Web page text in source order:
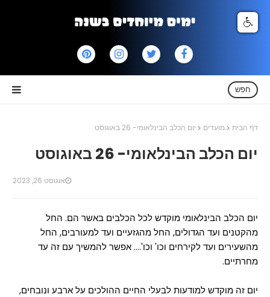
חפש
דף הבית מועדים יום הכלב הבינלאומי- 26 באוגוסט
יום הכלב הבינלאומי- 26 באוגוסט
אוגוסט 26, 2023
יום הכלב הבינלאומי מוקדש לכל הכלבים באשר הם. החל
מהקטנים ועד הגדולים, החל מהגזעיים ועד למעורבים, החל
מהשעירים ועד לקירחים וכו' וכו'.... אפשר להמשיך עם זה עד
מחרתיים.
יום זה מוקדש למודעות לבעלי החיים ההולכים על ארבע ונובחים,